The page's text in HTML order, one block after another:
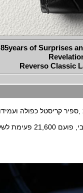
85years of Surprises
Reverso Classic